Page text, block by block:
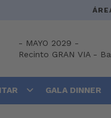
- MAYO 2029 -
Recinto GRAN VIA-
GALA DINNER